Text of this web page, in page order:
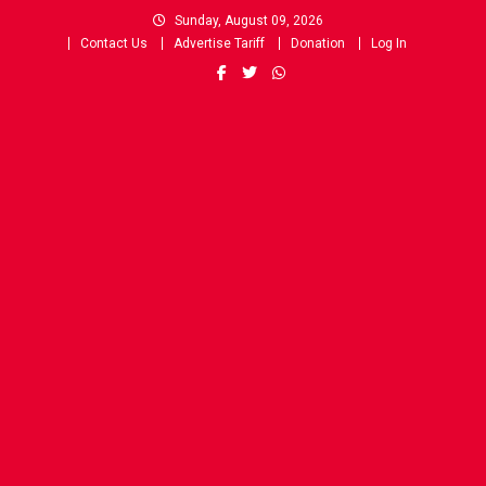
Sunday, August 09, 2026
Contact Us
Advertise Tariff Donation Log In